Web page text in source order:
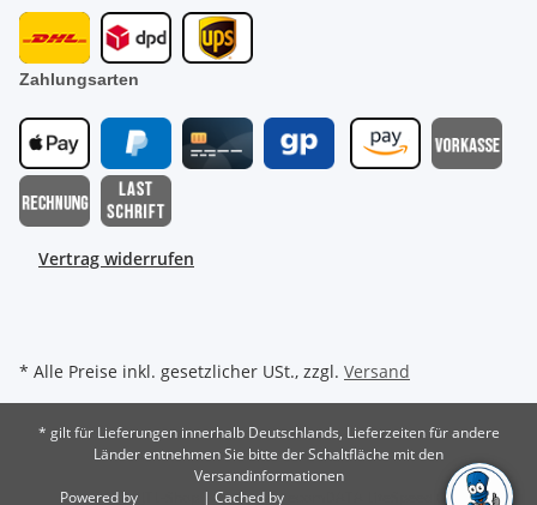
Zahlungsarten
Vertrag widerrufen
* Alle Preise inkl. gesetzlicher USt., zzgl. Versand
* gilt für Lieferungen innerhalb Deutschlands, Lieferzeiten für andere
Länder entnehmen Sie bitte der Schaltfläche mit den
Versandinformationen
Powered by
| Cached by ecomDATA LiteSpeed Cache